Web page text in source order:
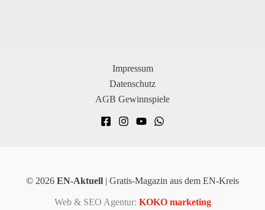
Impressum
Datenschutz
AGB Gewinnspiele
© 2026 EN-Aktuell | Gratis-Magazin aus dem EN-Kreis
Web & SEO Agentur: KOKO marketing